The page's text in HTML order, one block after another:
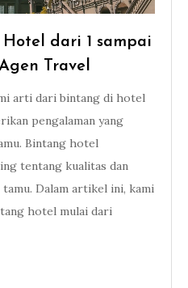
dari 1 sampai
Travel
arti dari bintang di hotel
pengalaman yang
Bintang hotel
tentang kualitas dan
Dalam artikel ini, kami
hotel mulai dari